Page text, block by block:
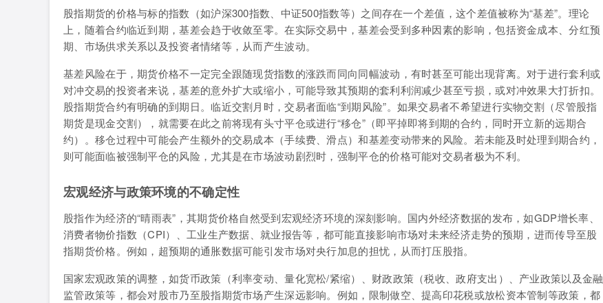
股指期货的价格与标的指数（如沪深300指数、中证500指数等）之间存在一个差值，这个差值被称为“基差”。理论
上，随着合约临近到期，基差会趋于收敛至零。在实际交易中，基差会受到多种因素的影响，包括资金成本、分红预
期、市场供求关系以及投资者情绪等，从而产生波动。
基差风险在于，期货价格不一定完全跟随现货指数的涨跌而同向同幅波动，有时甚至可能出现背离。对于进行套利或
对冲交易的投资者来说，基差的意外扩大或缩小，可能导致其预期的套利利润减少甚至亏损，或对冲效果大打折扣。
股指期货合约有明确的到期日。临近交割月时，交易者面临“到期风险”。如果交易者不希望进行实物交割（尽管股指
期货是现金交割），就需要在此之前将现有头寸平仓或进行“移仓”（即平掉即将到期的合约，同时开立新的远期合
约）。移仓过程中可能会产生额外的交易成本（手续费、滑点）和基差变动带来的风险。若未能及时处理到期合约，
则可能面临被强制平仓的风险，尤其是在市场波动剧烈时，强制平仓的价格可能对交易者极为不利。
宏观经济与政策环境的不确定性
股指作为经济的“晴雨表”，其期货价格自然受到宏观经济环境的深刻影响。国内外经济数据的发布，如GDP增长率、
消费者物价指数（CPI）、工业生产数据、就业报告等，都可能直接影响市场对未来经济走势的预期，进而传导至股
指期货价格。例如，超预期的通胀数据可能引发市场对央行加息的担忧，从而打压股指。
国家宏观政策的调整，如货币政策（利率变动、量化宽松/紧缩）、财政政策（税收、政府支出）、产业政策以及金融
监管政策等，都会对股市乃至股指期货市场产生深远影响。例如，限制做空、提高印花税或放松资本管制等政策，都